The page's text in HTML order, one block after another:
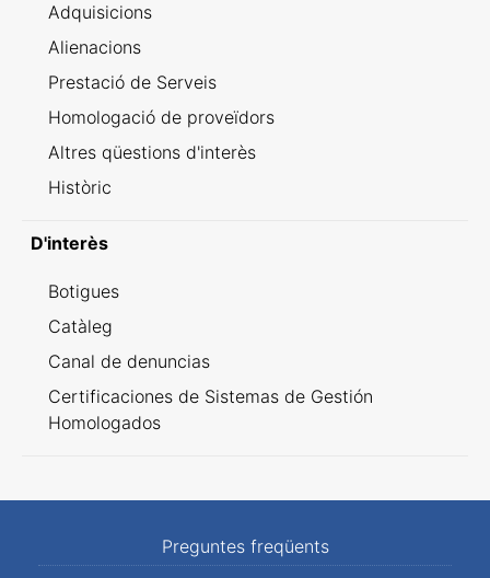
Adquisicions
Alienacions
Prestació de Serveis
Homologació de proveïdors
Altres qüestions d'interès
Històric
D'interès
Botigues
Catàleg
Canal de denuncias
Certificaciones de Sistemas de Gestión
Homologados
Preguntes freqüents